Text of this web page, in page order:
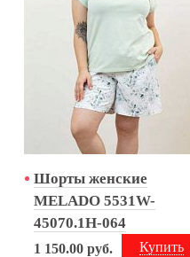
Шорты женские
MELADO 5531W-
45070.1H-064
Купить
1 150.00 руб.